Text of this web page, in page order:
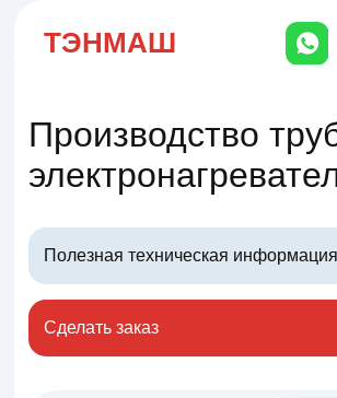
ТЭНМАШ
электронагревателей
Полезная техническая информация
Сделать заказ
Наш завод расположен